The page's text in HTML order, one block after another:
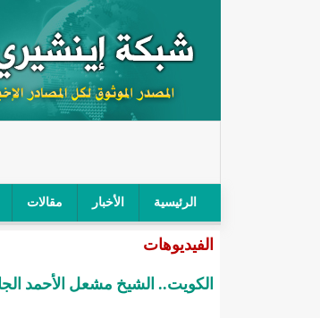
الرئيسية الأخبار مقالات
"أمن الطرق" يحجز سيارة شرطي بعد
"الأعلى للتهذيب" يناقش مشروع
الفيديوهات
الكويت.. الشيخ مشعل الأحمد